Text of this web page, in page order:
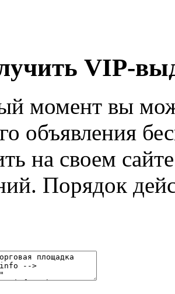
VIP-
момент вы
объявления
на своем
Порядок